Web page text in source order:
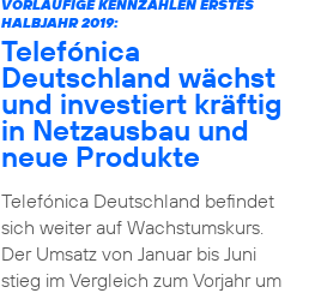
VORLÄUFIGE KENNZAHLEN ERSTES
HALBJAHR 2019:
Telefónica
Deutschland wächst
und investiert kräftig
in Netzausbau und
neue Produkte
Telefónica Deutschland befindet
sich weiter auf Wachstumskurs.
Der Umsatz von Januar bis Juni
stieg im Vergleich zum Vorjahr um